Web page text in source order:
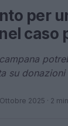
per
caso
su donazioni
2025 · 2 min